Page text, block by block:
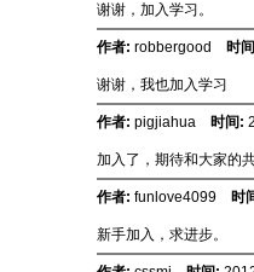
谢谢，加入学习。
作者: robbergood 时
谢谢，我也加入学习
作者: pigjiahua 时间:
加入了，期待和大家的
作者: funlove4099 时
新手加入，求进步。